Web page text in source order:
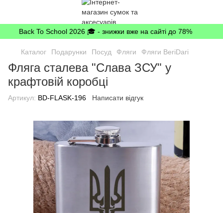
Back To School 2026 🎓 - знижки вже на сайті до 78%
Каталог Подарунки Посуд Фляги Фляги BeriDari
Фляга сталева "Слава ЗСУ" у
крафтовій коробці
Артикул: BD-FLASK-196 Написати відгук